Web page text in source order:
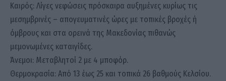
Καιρός: Λίγες νεφώσεις πρόσκαιρα αυξημένες κυρίως τις
μεσημβρινές – απογευματινές ώρες με τοπικές βροχές ή
όμβρους και στα ορεινά της Μακεδονίας πιθανώς
μεμονωμένες καταιγίδες.
Άνεμοι: Μεταβλητοί 2 με 4 μποφόρ.
Θερμοκρασία: Από 13 έως 25 και τοπικά 26 βαθμούς Κελσίου.